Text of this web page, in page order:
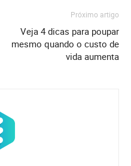
Próximo artigo
Veja 4 dicas para poupar
mesmo quando o custo de
vida aumenta